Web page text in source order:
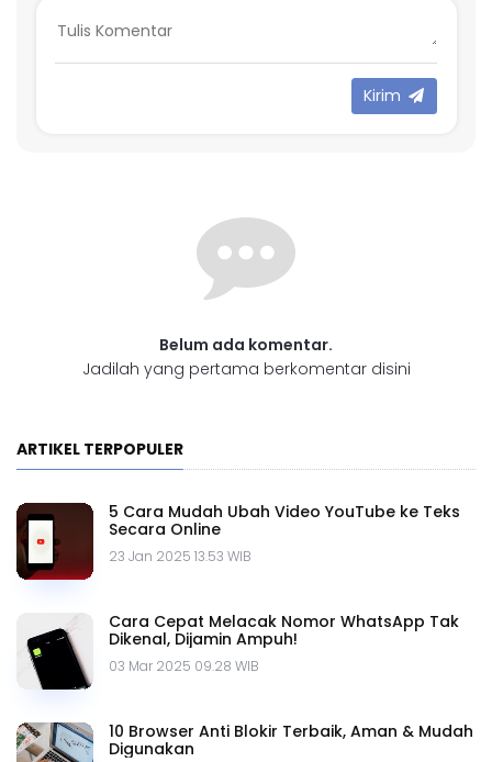
Kirim
Belum ada komentar.
Jadilah yang pertama berkomentar disini
ARTIKEL TERPOPULER
5 Cara Mudah Ubah Video YouTube ke Teks
Secara Online
23 Jan 2025 13.53 WIB
Cara Cepat Melacak Nomor WhatsApp Tak
Dikenal, Dijamin Ampuh!
03 Mar 2025 09.28 WIB
10 Browser Anti Blokir Terbaik, Aman & Mudah
Digunakan